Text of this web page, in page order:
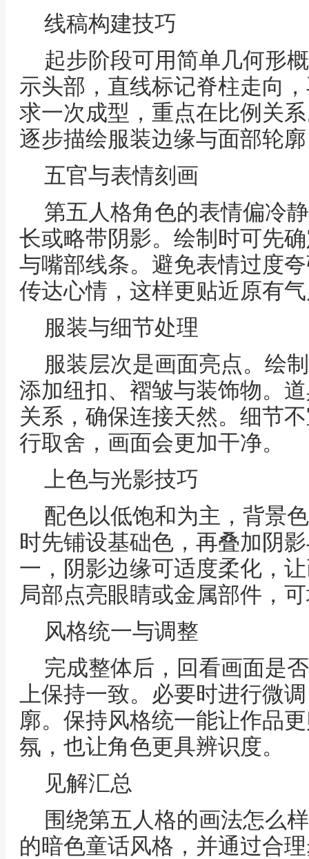
线稿构建技巧
起步阶段可用简单几何形
示头部，直线标记脊柱走向
求一次成型，重点在比例关
逐步描绘服装边缘与面部轮
五官与表情刻画
第五人格角色的表情偏冷
长或略带阴影。绘制时可先
与嘴部线条。避免表情过度
传达心情，这样更贴近原有
服装与细节处理
服装层次是画面亮点。绘
添加纽扣、褶皱与装饰物。
关系，确保连接天然。细节
行取舍，画面会更加干净。
上色与光影技巧
配色以低饱和为主，背景
时先铺设基础色，再叠加阴
一，阴影边缘可适度柔化，
局部点亮眼睛或金属部件，
风格统一与调整
完成整体后，回看画面是
上保持一致。必要时进行微
廓。保持风格统一能让作品
氛，也让角色更具辨识度。
见解汇总
围绕第五人格的画法怎么
的暗色童话风格，并通过合